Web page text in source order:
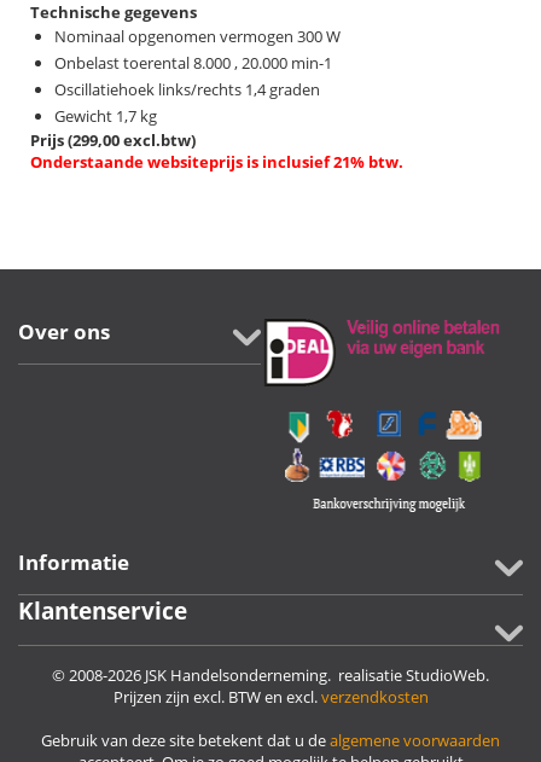
Technische gegevens
Nominaal opgenomen vermogen 300 W
Onbelast toerental 8.000 , 20.000 min-1
Oscillatiehoek links/rechts 1,4 graden
Gewicht 1,7 kg
Prijs (299,00 excl.btw)
Onderstaande websiteprijs is inclusief 21% btw.
Over ons
Informatie
Klantenservice
© 2008-2026 JSK Handelsonderneming. realisatieStudioWeb.
Prijzen zijn excl. BTW en excl.verzendkosten
Gebruik van deze site betekent dat u dealgemene voorwaarden